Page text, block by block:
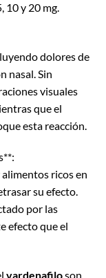
10 y 20 mg.
dolores de
nasal. Sin
visuales
que el
esta reacción.
ricos en
su efecto.
por las
efecto que el
vardenafiloson